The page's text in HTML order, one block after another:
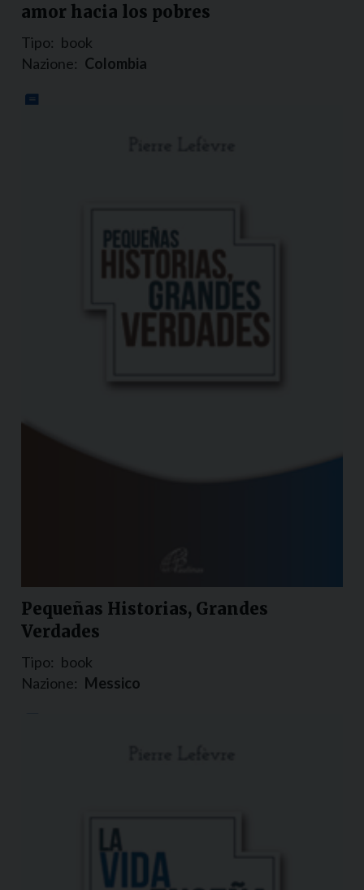
amor hacia los pobres
Tipo: book
Nazione: Colombia
Pequeñas Historias, Grandes
Verdades
Tipo: book
Nazione: Messico